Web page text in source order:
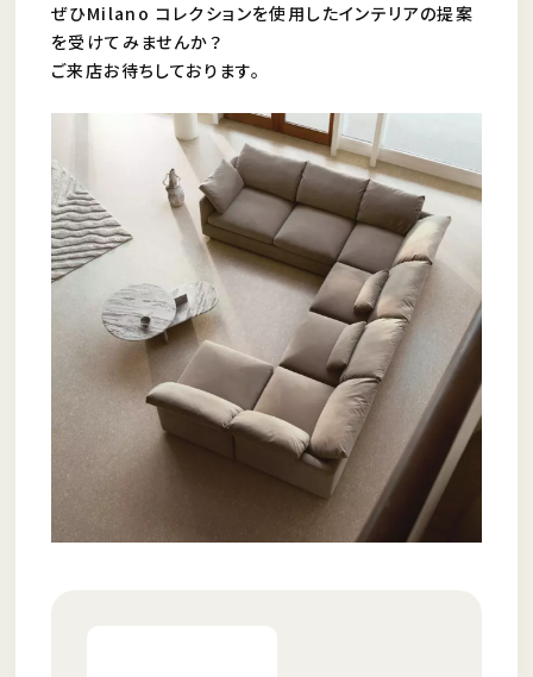
ぜひMilano コレクションを使用したインテリアの提案
を受けてみませんか？
ご来店お待ちしております。